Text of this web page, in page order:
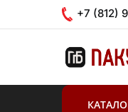
+7 (812)